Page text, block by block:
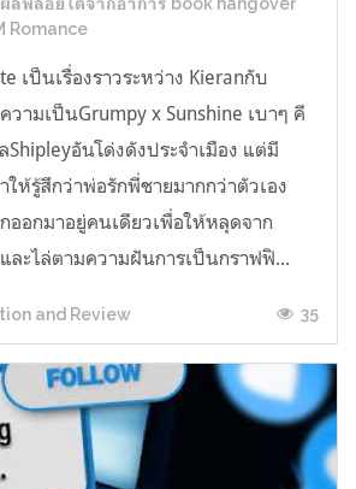
Romance
เป็นเรื่องราวระหว่าง Kieranกับ
วามเป็นGrumpy x Sunshine เบาๆ คี
อันโด่งดังประจำเมือง แต่มี
ห้รู้สึกว่าพ่อรักพี่ชายมากกว่าตัวเอง
ออกมาอยู่คนเดียวเพื่อให้หลุดจาก
ะไล่ตามความฝันการเป็นกราฟฟิ...
and Review 35